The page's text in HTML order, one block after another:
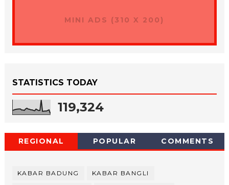
MINI ADS (310 X 200)
STATISTICS TODAY
119,324
REGIONAL POPULAR COMMENTS
KABAR BADUNG KABAR BANGLI